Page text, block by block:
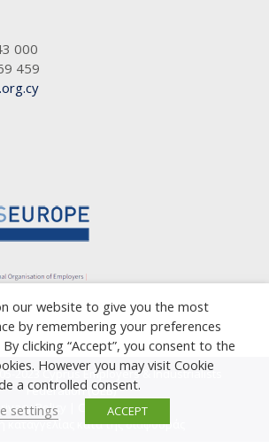
000
459
2023 Cyprus Employers & Industrialists
Federation (OEB)
Policy
Cookie Policy
καταγγελίας κατά της διαφθοράς
our website to give you the most
by remembering your preferences
clicking “Accept”, you consent to the
However you may visit Cookie
a controlled consent.
settings
ACCEPT